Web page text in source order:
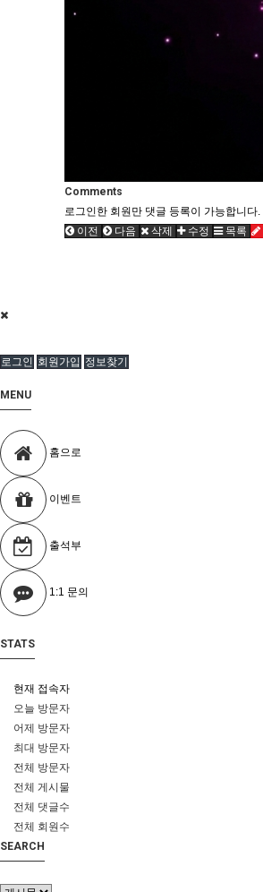
Comments
로그인한 회원만 댓글 등록이 가능합니다.
이전
다음 삭제 수정 목록
로그인 회원가입 정보찾기
MENU
홈으로
이벤트
출석부
1:1 문의
STATS
현재 접속자
오늘 방문자
어제 방문자
최대 방문자
전체 방문자
전체 게시물
전체 댓글수
전체 회원수
SEARCH